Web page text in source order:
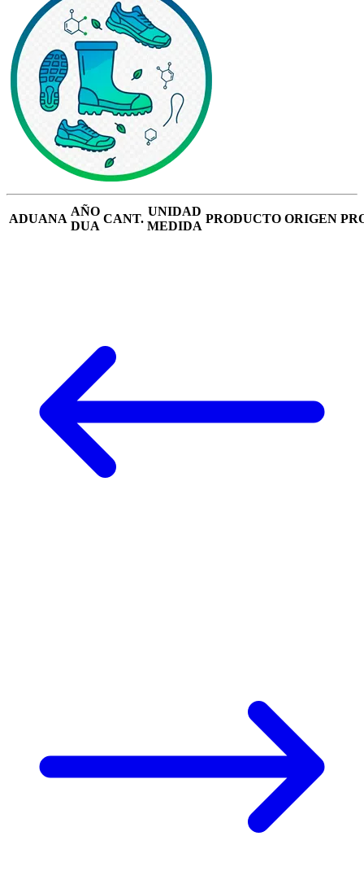
ADUANA
AÑO
DUA
CANT.
UNIDAD
MEDIDA
PRODUCTO ORIGEN